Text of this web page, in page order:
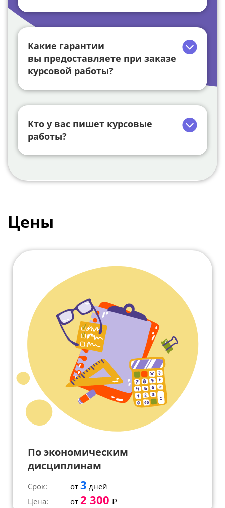
Какие гарантии
вы предоставляете при заказе
курсовой работы?
Кто у вас пишет курсовые
работы?
Цены
По экономическим
дисциплинам
Срок: от 3 дней
Цена:
от 2 300 ₽